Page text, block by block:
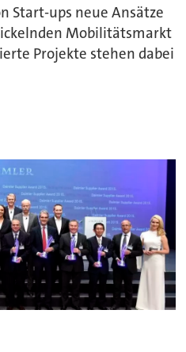
Start-ups neue Ansätze
Mobilitätsmarkt
Projekte stehen dabei